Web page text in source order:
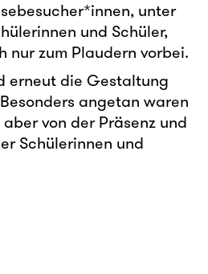
unter
und Schüler,
nur zum Plaudern vorbei.
erneut die Gestaltung
angetan waren
von der Präsenz und
Schülerinnen und